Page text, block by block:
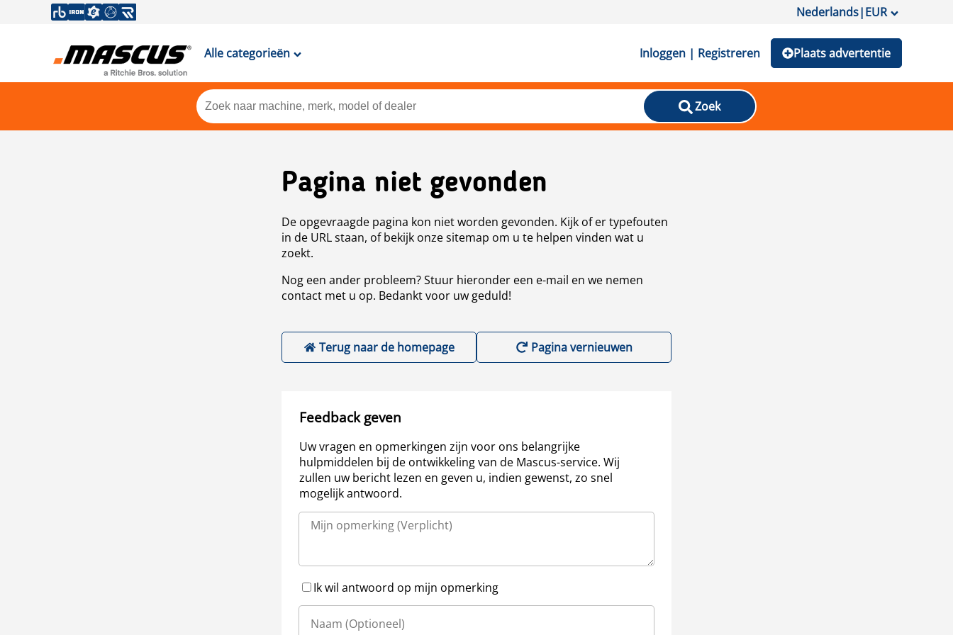
Nederlands|EUR
Alle categorieën Inloggen | Registreren Plaats advertentie
Zoek
Pagina niet gevonden
De opgevraagde pagina kon niet worden gevonden. Kijk of er typefouten
in de URL staan, of bekijk onze sitemap om u te helpen vinden wat u
zoekt.
Nog een ander probleem? Stuur hieronder een e-mail en we nemen
contact met u op. Bedankt voor uw geduld!
Terug naar de homepage Pagina vernieuwen
Feedback geven
Uw vragen en opmerkingen zijn voor ons belangrijke
hulpmiddelen bij de ontwikkeling van de Mascus-service. Wij
zullen uw bericht lezen en geven u, indien gewenst, zo snel
mogelijk antwoord.
Ik wil antwoord op mijn opmerking